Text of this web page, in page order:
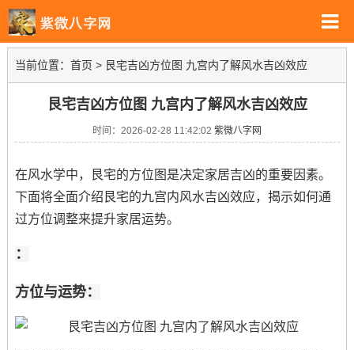
当前位置： 首页 > 艮宅吉凶方位图 九宫内了解风水吉凶效应
艮宅吉凶方位图 九宫内了解风水吉凶效应
时间：2026-02-28 11:42:02 紫微八字网
在风水学中，艮宅的方位图是决定家居吉凶的重要因素。
下面将全面介绍艮宅的九宫内风水吉凶效应，揭示如何通
过方位调整来提升家居运势。
：
方位与运势：